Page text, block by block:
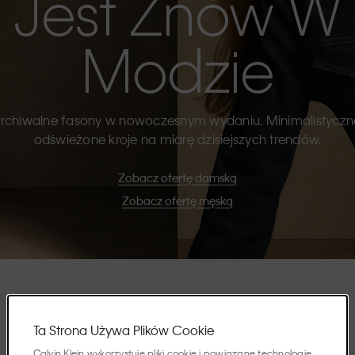
Modzie
fasony w nowoczesnym wydaniu.
odświeżone kroje na miarę dzisiejszych trendów.
Zobacz ofertę damską
Zobacz ofertę męską
Wyróżnione
Ta Strona Używa Plików Cookie
Calvin Klein wykorzystuje pliki cookie i powiązane technologie